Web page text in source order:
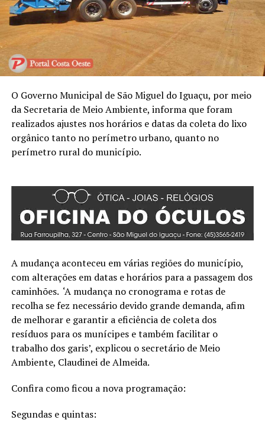
O Governo Municipal de SãoMiguel do Iguaçu, por meio
da Secretaria de Meio Ambiente, informa que foram
realizados ajustes nos horários e datas da coleta do lixo
orgânico tanto no perímetro urbano, quanto no
perímetro rural do município.
A mudança aconteceu em várias regiões do município,
com alterações em datas e horários para a passagem dos
caminhões. ‘A mudança no cronograma e rotas de
recolha se fez necessário devido grande demanda, afim
de melhorar e garantir a eficiência de coleta dos
resíduos para os munícipes e também facilitar o
trabalho dos garis’, explicou o secretário de Meio
Ambiente, Claudinei de Almeida.
Confira como ficou a nova programação:
Segundas e quintas: